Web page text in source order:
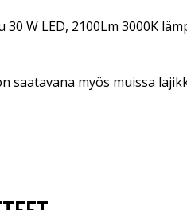
W LED, 2100Lm 3000K
saatavana myös muissa